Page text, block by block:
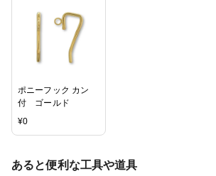
ポニーフック カン
付 ゴールド
¥0
あると便利な工具や道具